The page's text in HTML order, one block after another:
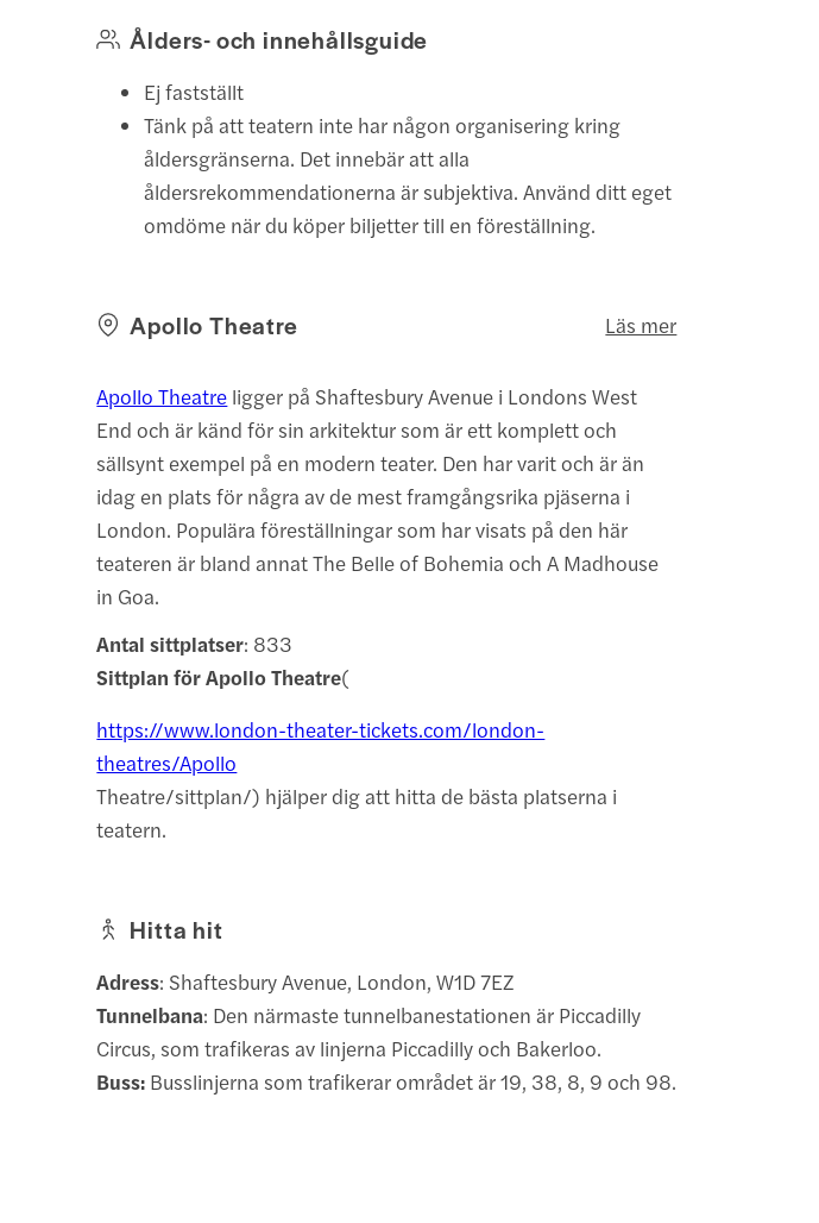
Ålders- och innehållsguide
Ej fastställt
Tänk på att teatern inte har någon organisering kring
åldersgränserna. Det innebär att alla
åldersrekommendationerna är subjektiva. Använd ditt eget
omdöme när du köper biljetter till en föreställning.
Apollo Theatre Läs mer
Apollo Theatre ligger på Shaftesbury Avenue i Londons West
End och är känd för sin arkitektur som är ett komplett och
sällsynt exempel på en modern teater. Den har varit och är än
idag en plats för några av de mest framgångsrika pjäserna i
London. Populära föreställningar som har visats på den här
teateren är bland annat The Belle of Bohemia och A Madhouse
in Goa.
Antal sittplatser: 833
Sittplan för Apollo Theatre(
https://www.london-theater-tickets.com/london-
theatres/Apollo
Theatre/sittplan/) hjälper dig att hitta de bästa platserna i
teatern.
Hitta hit
Adress: Shaftesbury Avenue, London, W1D 7EZ
Tunnelbana: Den närmaste tunnelbanestationen är Piccadilly
Circus, som trafikeras av linjerna Piccadilly och Bakerloo.
Buss: Busslinjerna som trafikerar området är 19, 38, 8, 9 och 98.